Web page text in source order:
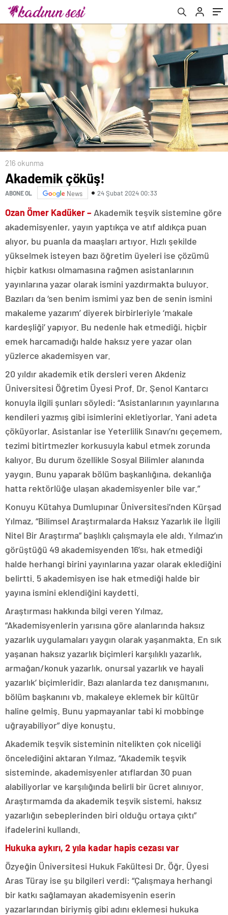
216 okunma
Akademik çöküş!
ABONE OL News 24 Şubat 2024 00:33
Ozan Ömer Kadüker – Akademik teşvik sistemine göre
akademisyenler, yayın yaptıkça ve atıf aldıkça puan
alıyor, bu puanla da maaşları artıyor. Hızlı şekilde
yükselmek isteyen bazı öğretim üyeleri ise çözümü
hiçbir katkısı olmamasına rağmen asistanlarının
yayınlarına yazar olarak ismini yazdırmakta buluyor.
Bazıları da ‘sen benim ismimi yaz ben de senin ismini
makaleme yazarım’ diyerek birbirleriyle ‘makale
kardeşliği’ yapıyor. Bu nedenle hak etmediği, hiçbir
emek harcamadığı halde haksız yere yazar olan
yüzlerce akademisyen var.
20 yıldır akademik etik dersleri veren Akdeniz
Üniversitesi Öğretim Üyesi Prof. Dr. Şenol Kantarcı
konuyla ilgili şunları söyledi: “Asistanlarının yayınlarına
kendileri yazmış gibi isimlerini ekletiyorlar. Yani adeta
çöküyorlar. Asistanlar ise Yeterlilik Sınavı’nı geçemem,
tezimi bitirtmezler korkusuyla kabul etmek zorunda
kalıyor. Bu durum özellikle Sosyal Bilimler alanında
yaygın. Bunu yaparak bölüm başkanlığına, dekanlığa
hatta rektörlüğe ulaşan akademisyenler bile var.”
Konuyu Kütahya Dumlupınar Üniversitesi’nden Kürşad
Yılmaz, “Bilimsel Araştırmalarda Haksız Yazarlık ile İlgili
Nitel Bir Araştırma” başlıklı çalışmayla ele aldı. Yılmaz’ın
görüştüğü 49 akademisyenden 16’sı, hak etmediği
halde herhangi birini yayınlarına yazar olarak eklediğini
belirtti. 5 akademisyen ise hak etmediği halde bir
yayına ismini eklendiğini kaydetti.
Araştırması hakkında bilgi veren Yılmaz,
“Akademisyenlerin yarısına göre alanlarında haksız
yazarlık uygulamaları yaygın olarak yaşanmakta. En sık
yaşanan haksız yazarlık biçimleri karşılıklı yazarlık,
armağan/konuk yazarlık, onursal yazarlık ve hayali
yazarlık’ biçimleridir. Bazı alanlarda tez danışmanını,
bölüm başkanını vb. makaleye eklemek bir kültür
haline gelmiş. Bunu yapmayanlar tabi ki mobbinge
uğrayabiliyor” diye konuştu.
Akademik teşvik sisteminin nitelikten çok niceliği
öncelediğini aktaran Yılmaz, “Akademik teşvik
sisteminde, akademisyenler atıflardan 30 puan
alabiliyorlar ve karşılığında belirli bir ücret alınıyor.
Araştırmamda da akademik teşvik sistemi, haksız
yazarlığın sebeplerinden biri olduğu ortaya çıktı”
ifadelerini kullandı.
Hukuka aykırı, 2 yıla kadar hapis cezası var
Özyeğin Üniversitesi Hukuk Fakültesi Dr. Öğr. Üyesi
Aras Türay ise şu bilgileri verdi: “Çalışmaya herhangi
bir katkı sağlamayan akademisyenin eserin
yazarlarından biriymiş gibi adını eklemesi hukuka